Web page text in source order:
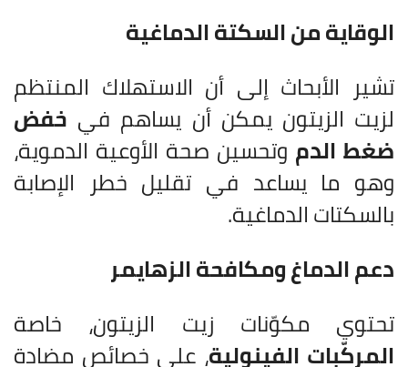
الوقاية من السكتة الدماغية
تشير الأبحاث إلى أن الاستهلاك المنتظم
لزيت الزيتون يمكن أن يساهم في خفض
ضغط الدم وتحسين صحة الأوعية الدموية،
وهو ما يساعد في تقليل خطر الإصابة
بالسكتات الدماغية.
دعم الدماغ ومكافحة الزهايمر
تحتوي مكوّنات زيت الزيتون، خاصة
المركّبات الفينولية، على خصائص مضادة